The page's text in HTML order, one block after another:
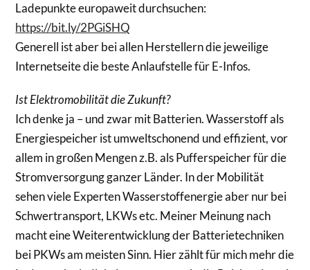
Ladepunkte europaweit durchsuchen:
https://bit.ly/2PGiSHQ
Generell ist aber bei allen Herstellern die jeweilige
Internetseite die beste Anlaufstelle für E-Infos.
Ist Elektromobilität die Zukunft?
Ich denke ja – und zwar mit Batterien. Wasserstoff als
Energiespeicher ist umweltschonend und effizient, vor
allem in großen Mengen z.B. als Pufferspeicher für die
Stromversorgung ganzer Länder. In der Mobilität
sehen viele Experten Wasserstoffenergie aber nur bei
Schwertransport, LKWs etc. Meiner Meinung nach
macht eine Weiterentwicklung der Batterietechniken
bei PKWs am meisten Sinn. Hier zählt für mich mehr die